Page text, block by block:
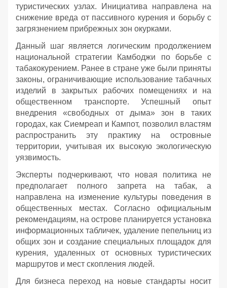
туристических узлах. Инициатива направлена на
снижение вреда от пассивного курения и борьбу с
загрязнением прибрежных зон окурками.
Данный шаг является логическим продолжением
национальной стратегии Камбоджи по борьбе с
табакокурением. Ранее в стране уже были приняты
законы, ограничивающие использование табачных
изделий в закрытых рабочих помещениях и на
общественном транспорте. Успешный опыт
внедрения «свободных от дыма» зон в таких
городах, как Сиемреап и Кампот, позволил властям
распространить эту практику на островные
территории, учитывая их высокую экологическую
уязвимость.
Эксперты подчеркивают, что новая политика не
предполагает полного запрета на табак, а
направлена на изменение культуры поведения в
общественных местах. Согласно официальным
рекомендациям, на острове планируется установка
информационных табличек, удаление пепельниц из
общих зон и создание специальных площадок для
курения, удаленных от основных туристических
маршрутов и мест скопления людей.
Для бизнеса переход на новые стандарты носит